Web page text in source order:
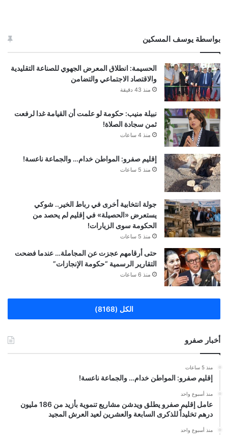
بواسطة يوسف المسكين
الحسيمة: انطلاق المعرض الجهوي للصناعة التقليدية
والاقتصاد الاجتماعي والتضامن
منذ 43 دقيقة
نبيلة منيب: حكومة لو علمت أن القيامة غدا لرفعت
ثمن سجادة الصلاة!
منذ 4 ساعات
إقليم صفرو: المواطن خدام… والجماعة ناعسة!
منذ 5 ساعات
جولة انتخابية أخرى في رباط الخير.. شوكي
يستعرض «الحصيلة» في إقليم لم يحصد من
الحكومة سوى الزيارات!
منذ 5 ساعات
حتى أرقامهم عجزت عن المجاملة… عندما فضحت
التقارير الرسمية “حكومة الإنجازات”
منذ 6 ساعات
الكل (8168)
أخبار صفرو
منذ 5 ساعات
إقليم صفرو: المواطن خدام… والجماعة ناعسة!
منذ أسبوع واحد
عامل إقليم صفرو يطلق ويدشن مشاريع تنموية بأزيد من 186 مليون
درهم تخليداً للذكرى السابعة والعشرين لعيد العرش المجيد
منذ أسبوع واحد